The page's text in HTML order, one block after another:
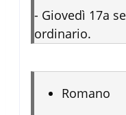
- Giovedì 17a
ordinario.
Romano